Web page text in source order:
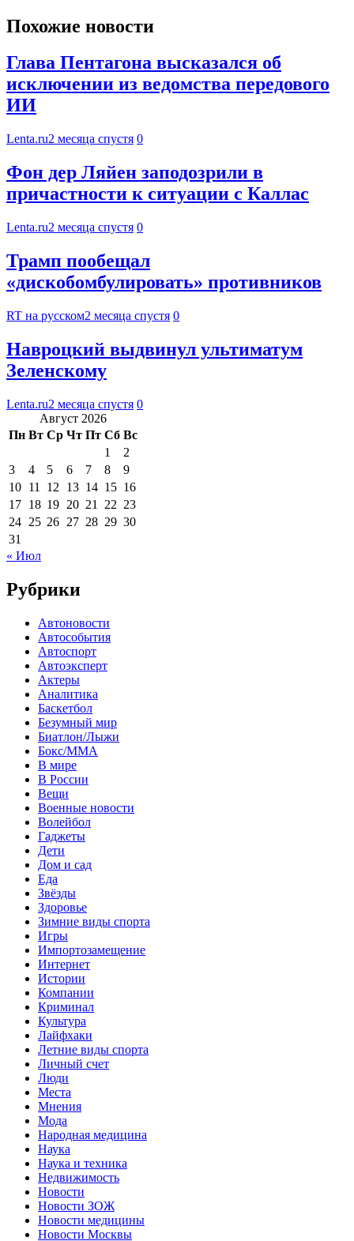
Похожие новости
Глава Пентагона высказался об
исключении из ведомства передового
ИИ
Lenta.ru2 месяца спустя 0
Фон дер Ляйен заподозрили в
причастности к ситуации с Каллас
Lenta.ru2 месяца спустя 0
Трамп пообещал
«дискобомбулировать» противников
RT на русском2 месяца спустя 0
Навроцкий выдвинул ультиматум
Зеленскому
Lenta.ru2 месяца спустя 0
Август 2026
Пн Вт Ср Чт Пт Сб Вс
1
2
3
4 5 6 7 8
9
10 11 12 13 14 15 16
17 18 19 20 21 22 23
24 25 26 27 28 29 30
31
« Июл
Рубрики
Автоновости
Автособытия
Автоспорт
Автоэксперт
Актеры
Аналитика
Баскетбол
Безумный мир
Биатлон/Лыжи
Бокс/MMA
В мире
В России
Вещи
Военные новости
Волейбол
Гаджеты
Дети
Дом и сад
Еда
Звёзды
Здоровье
Зимние виды спорта
Игры
Импортозамещение
Интернет
Истории
Компании
Криминал
Культура
Лайфхаки
Летние виды спорта
Личный счет
Люди
Места
Мнения
Мода
Народная медицина
Наука
Наука и техника
Недвижимость
Новости
Новости ЗОЖ
Новости медицины
Новости Москвы